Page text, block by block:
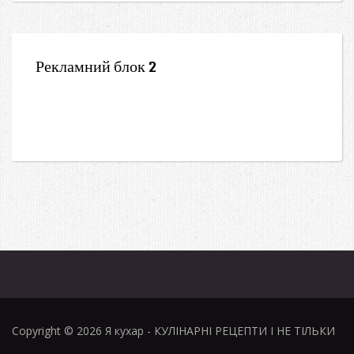
Рекламний блок 2
Copyright © 2026 Я кухар - КУЛІНАРНІ РЕЦЕПТИ І НЕ ТІЛЬКИ